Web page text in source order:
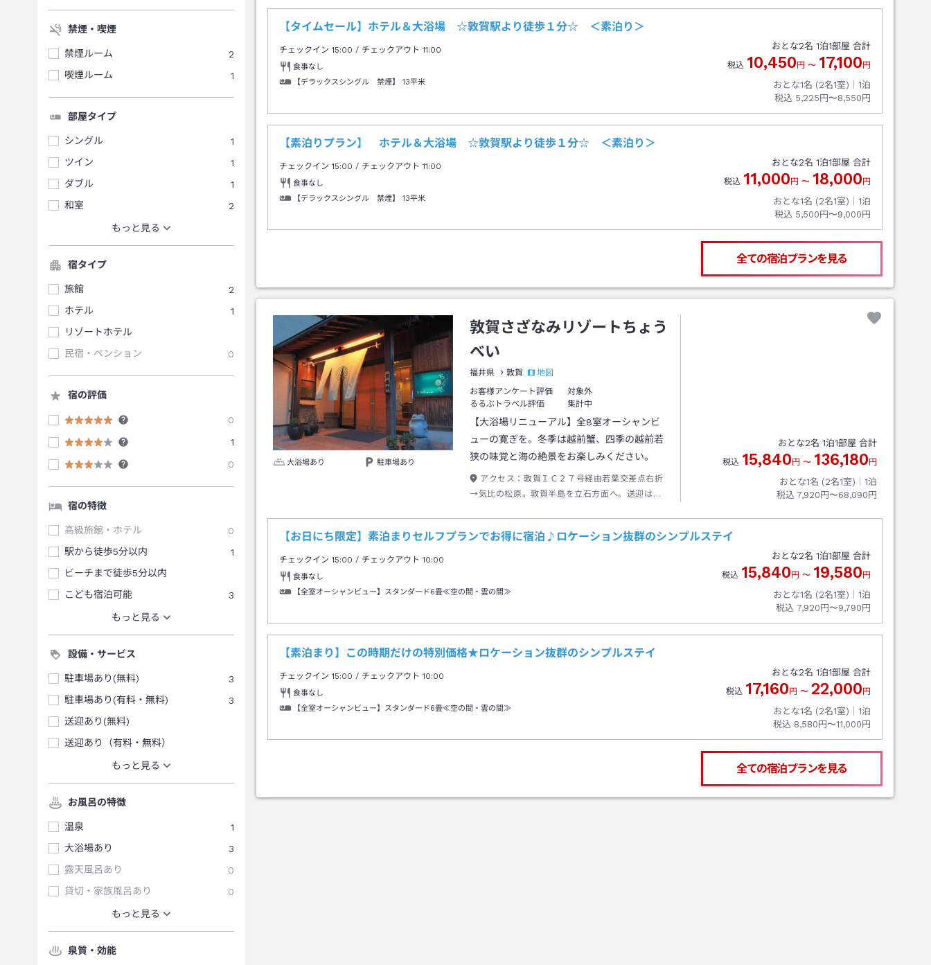
禁煙・喫煙
禁煙ルーム
2
喫煙ルーム
1
部屋タイプ
シングル
1
ツイン
1
ダブル
1
和室
2
もっと見る
宿タイプ
旅館
2
ホテル
1
リゾートホテル
民宿・ペンション
0
宿の評価
0
1
0
宿の特徴
高級旅館・ホテル
0
駅から徒歩5分以内
1
ビーチまで徒歩5分以内
こども宿泊可能
3
もっと見る
設備・サービス
駐車場あり(無料)
3
駐車場あり(有料・無料)
3
送迎あり(無料)
送迎あり（有料・無料）
もっと見る
お風呂の特徴
温泉
1
大浴場あり
3
露天風呂あり
0
貸切・家族風呂あり
0
もっと見る
泉質・効能
【タイムセール】ホテル＆大浴場 ☆敦賀駅より徒歩１分☆ ＜素泊り＞
チェックイン15:00 / チェックアウト 11:00
食事なし
【デラックスシングル 禁煙】
13平米
おとな2名 1泊1部屋 合計
税込 10,450 円 〜 17,100 円
おとな1名 (2名1室)｜ 1泊
税込 5,225円〜8,550円
【素泊りプラン】 ホテル＆大浴場 ☆敦賀駅より徒歩１分☆ ＜素泊り＞
チェックイン15:00 / チェックアウト 11:00
食事なし
【デラックスシングル 禁煙】
13平米
おとな2名 1泊1部屋 合計
税込 11,000 円 〜 18,000 円
おとな1名 (2名1室)｜ 1泊
税込 5,500円〜9,000円
全ての宿泊プランを見る
大浴場あり 駐車場あり
敦賀さざなみリゾートちょう
べい
福井県 敦賀
地図
お客様アンケート評価
対象外
るるぶトラベル評価
集計中
【大浴場リニューアル】全8室オーシャンビ
ューの寛ぎを。冬季は越前蟹、四季の越前若
狭の味覚と海の絶景をお楽しみください。
アクセス： 敦賀ＩＣ２７号経由若葉交差点右折
→気比の松原。敦賀半島を立石方面へ。送迎は大
おとな2名 1泊1部屋 合計
税込 15,840 円 〜 136,180 円
おとな1名 (2名1室)｜ 1泊
税込 7,920円〜68,090円
【お日にち限定】素泊まりセルフプランでお得に宿泊♪ロケーション抜群のシンプルステイ
チェックイン15:00 / チェックアウト 10:00
食事なし
【全室オーシャンビュー】スタンダード6畳≪空の間・雲の間≫
おとな2名 1泊1部屋 合計
税込 15,840 円 〜 19,580 円
おとな1名 (2名1室)｜ 1泊
税込 7,920円〜9,790円
【素泊まり】この時期だけの特別価格★ロケーション抜群のシンプルステイ
チェックイン15:00 / チェックアウト 10:00
食事なし
【全室オーシャンビュー】スタンダード6畳≪空の間・雲の間≫
おとな2名 1泊1部屋 合計
税込 17,160 円 〜 22,000 円
おとな1名 (2名1室)｜ 1泊
税込 8,580円〜11,000円
全ての宿泊プランを見る